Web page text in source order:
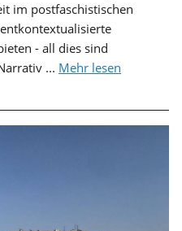
im postfaschistischen
- all dies sind
... Mehr lesen